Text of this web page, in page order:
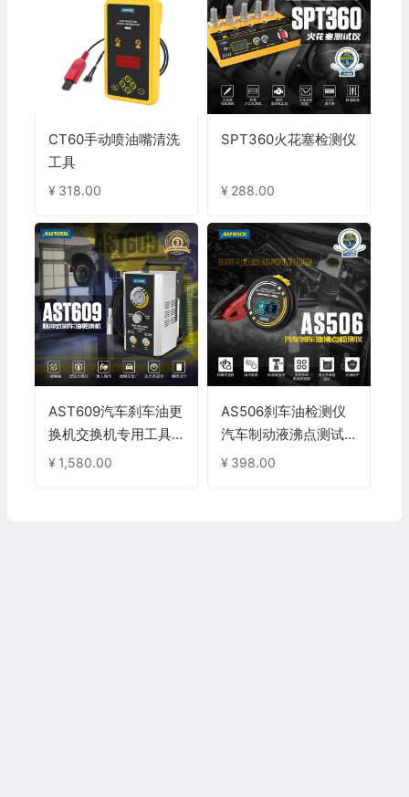
CT60手动喷油嘴清洗
工具
¥ 318.00
SPT360火花塞检测仪
¥ 288.00
AST609汽车刹车油更
换机交换机专用工具
电动换油机脉冲式制
¥ 1,580.00
AS506刹车油检测仪
汽车制动液沸点测试
仪高精度汽修仪器数
¥ 398.00